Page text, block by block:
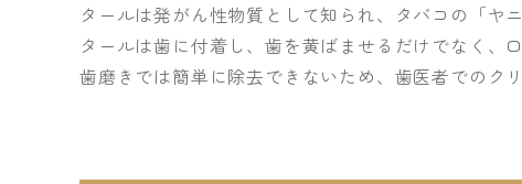
タールは発がん性物質として知られ、タバコの「ヤ
タールは歯に付着し、歯を黄ばませるだけでなく、
歯磨きでは簡単に除去できないため、歯医者でのク